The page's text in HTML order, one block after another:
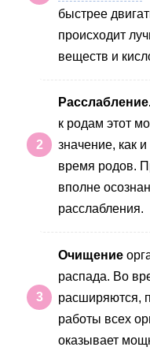
быстрее
происходит
веществ и
к родам этот
значение, как
время родов.
вполне
расслабления.
Очищение
распада. Во
расширяются,
работы всех
оказывает